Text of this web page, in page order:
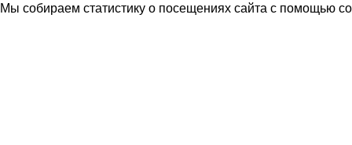
Мы собираем статистику о посещениях сайта с помощью